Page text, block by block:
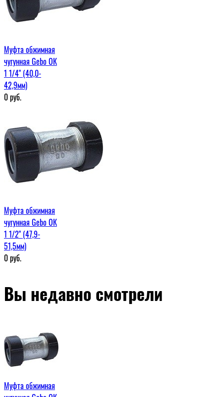
Муфта обжимная
чугунная Gebo ОК
1 1/4" (40,0-
42,9мм)
0руб.
Муфта обжимная
чугунная Gebo ОК
1 1/2" (47,9-
51,5мм)
0руб.
Вы недавно смотрели
Муфта обжимная